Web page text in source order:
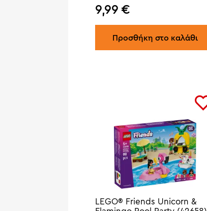
9,99 €
Προσθήκη στο καλάθι
LEGO® Friends Unicorn &